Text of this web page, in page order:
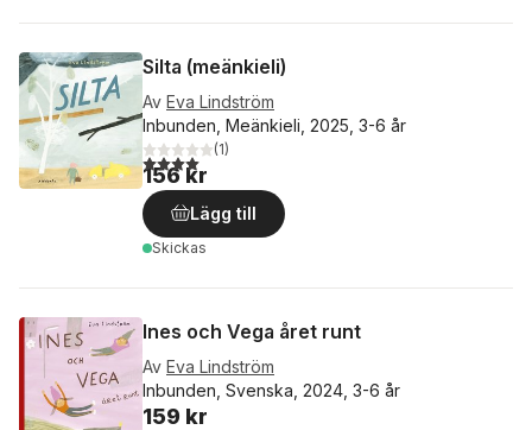
Silta (meänkieli)
Av Eva Lindström
Inbunden, Meänkieli, 2025, 3-6 år
4,0utav 5 stjärnor. Totalt antal röster:
(1)
156 kr
Lägg till
Skickas
Ines och Vega året runt
Av Eva Lindström
Inbunden, Svenska, 2024, 3-6 år
159 kr